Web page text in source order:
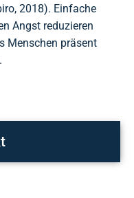
2018). Einfache
Angst reduzieren
Menschen präsent